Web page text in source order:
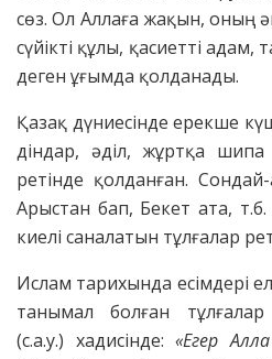
сөз. Ол Аллаға жақын, оның
сүйікті құлы, қасиетті адам,
деген ұғымда қолданады.
Қазақ дүниесінде ерекше
діндар, әділ, жұртқа шипа
ретінде қолданған.
Арыстан бап, Бекет ата,
киелі саналатын тұлғалар
Ислам тарихында есімдері
танымал болған
(с.а.у.) хадисінде:«Егер